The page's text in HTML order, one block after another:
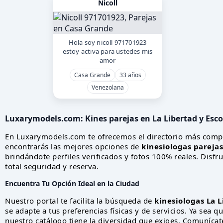
Nicoll
Hola soy nicoll 971701923
estoy activa para ustedes mis
amor
Casa Grande
33 años
Venezolana
Luxarymodels.com: Kines parejas en La Libertad y
En Luxarymodels.com te ofrecemos el directorio más
encontrarás las mejores opciones de kinesiologas
brindándote perfiles verificados y fotos 100% reales.
total seguridad y reserva.
Encuentra Tu Opción Ideal en la Ciudad
Nuestro portal te facilita la búsqueda de kinesiologas La
se adapte a tus preferencias físicas y de servicios. Ya sea
nuestro catálogo tiene la diversidad que exiges.